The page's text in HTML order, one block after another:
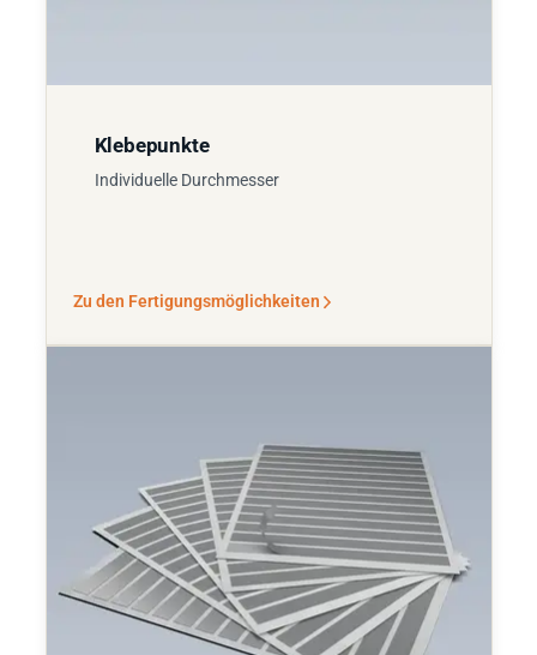
Klebepunkte
Individuelle Durchmesser
Zu den Fertigungsmöglichkeiten